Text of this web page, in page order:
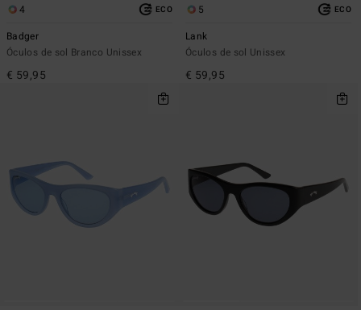
4 ECO
Badger
Óculos de sol Branco Unissex
€ 59,95
5 ECO
Lank
Óculos de sol Unissex
€ 59,95